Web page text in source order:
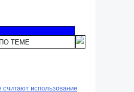
ТЕМЕ
использование